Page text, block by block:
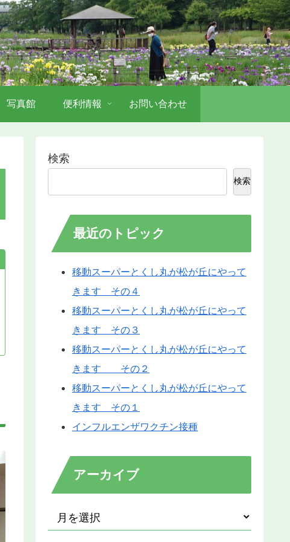
写真館 便利情報 お問い合わせ
検索
検索
最近のトピック
移動スーパーとくし丸が松が丘にやって
きます その４
移動スーパーとくし丸が松が丘にやって
きます その３
移動スーパーとくし丸が松が丘にやって
きます その２
移動スーパーとくし丸が松が丘にやって
きます その１
インフルエンザワクチン接種
アーカイブ